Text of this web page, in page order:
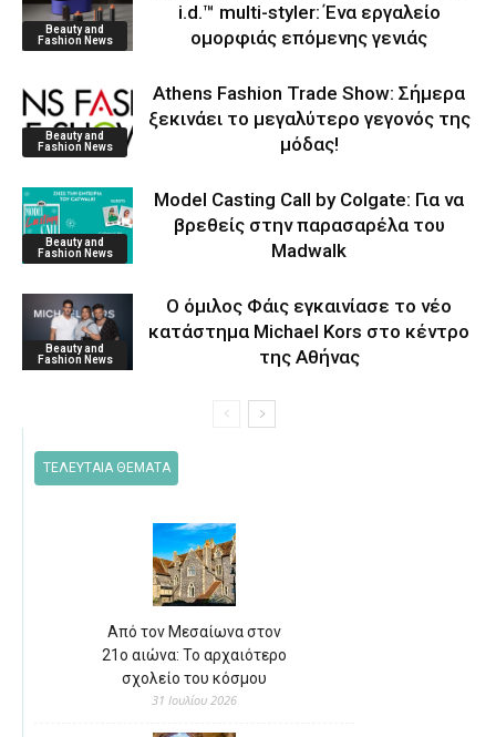
Beauty and
Fashion News
i.d.™ multi-styler: Ένα εργαλείο
ομορφιάς επόμενης γενιάς
Beauty and
Fashion News
Athens Fashion Trade Show: Σήμερα
ξεκινάει το μεγαλύτερο γεγονός της
μόδας!
Beauty and
Fashion News
Model Casting Call by Colgate: Για να
βρεθείς στην παρασαρέλα του
Μadwalk
Beauty and
Fashion News
O όμιλος Φάις εγκαινίασε το νέο
κατάστημα Michael Kors στο κέντρο
της Αθήνας
ΤΕΛΕΥΤΑΙΑ ΘΕΜΑΤΑ
Από τον Μεσαίωνα στον
21ο αιώνα: Το αρχαιότερο
σχολείο του κόσμου
31 Ιουλίου 2026